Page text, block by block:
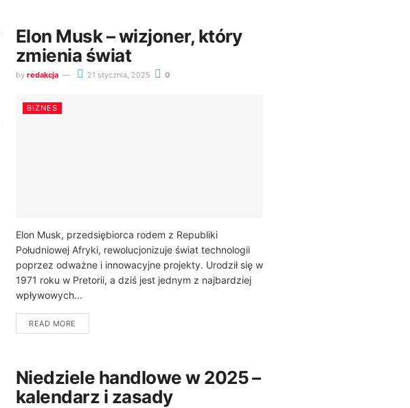
Elon Musk – wizjoner, który
zmienia świat
by redakcja 21 stycznia, 2025 0
BIZNES
Elon Musk, przedsiębiorca rodem z Republiki
Południowej Afryki, rewolucjonizuje świat technologii
poprzez odważne i innowacyjne projekty. Urodził się w
1971 roku w Pretorii, a dziś jest jednym z najbardziej
wpływowych...
READ MORE
Niedziele handlowe w 2025 –
kalendarz i zasady